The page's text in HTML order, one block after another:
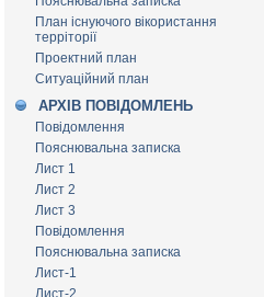
План існуючого вікористання
терріторії
Проектний план
Ситуаційний план
АРХІВ ПОВІДОМЛЕНЬ
Повідомлення
Пояснювальна записка
Лист 1
Лист 2
Лист 3
Повідомлення
Пояснювальна записка
Лист-1
Лист-2